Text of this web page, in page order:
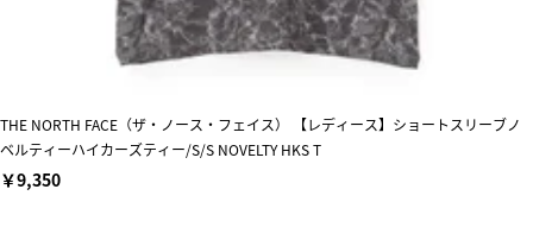
THE NORTH FACE（ザ・ノース・フェイス） 【レディース】ショートスリーブノ
ベルティーハイカーズティー/S/S NOVELTY HKS T
￥9,350